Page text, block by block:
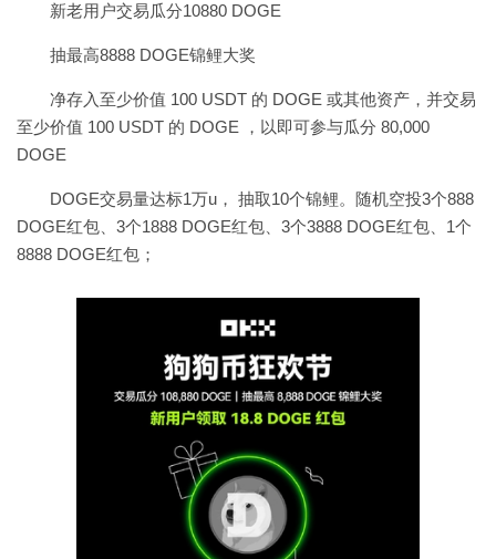
新老用户交易瓜分10880 DOGE
抽最高8888 DOGE锦鲤大奖
净存入至少价值 100 USDT 的 DOGE 或其他资产，并交易
至少价值 100 USDT 的 DOGE ，以即可参与瓜分 80,000
DOGE
DOGE交易量达标1万u， 抽取10个锦鲤。随机空投3个888
DOGE红包、3个1888 DOGE红包、3个3888 DOGE红包、1个
8888 DOGE红包；